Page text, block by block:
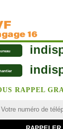
RAPPEL